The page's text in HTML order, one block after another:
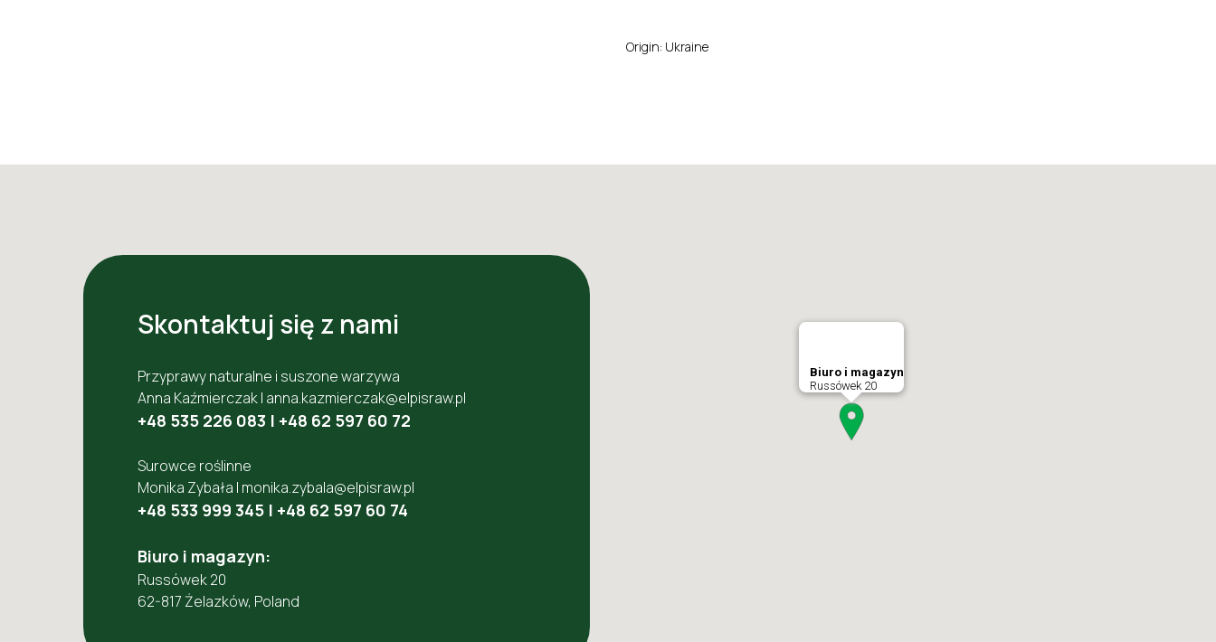
Origin: Ukraine
Skontaktuj się z nami
Przyprawy naturalne i suszone warzywa
Anna Kaźmierczak | anna.kazmierczak@elpisraw.pl
+48 535 226 083 | +48 62 597 60 72
Surowce roślinne
Monika Zybała | monika.zybala@elpisraw.pl
+48 533 999 345 | +48 62 597 60 74
Biuro i magazyn:
Russówek 20
62-817 Żelazków, Poland
Biuro i magazyn
Russówek 20